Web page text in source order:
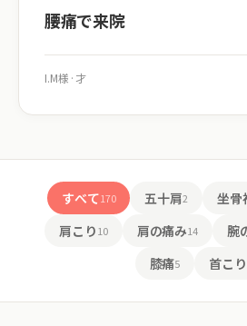
腰痛で来院
I.M様 · 才
すべて170 五十肩2 坐骨
肩こり10 肩の痛み14 腕
膝痛5 首こり